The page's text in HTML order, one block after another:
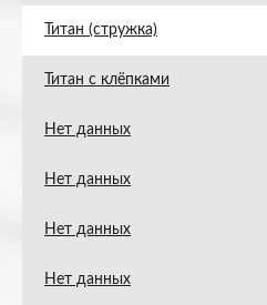
Титан (стружка)
Титан с клёпками
Нет данных
Нет данных
Нет данных
Нет данных